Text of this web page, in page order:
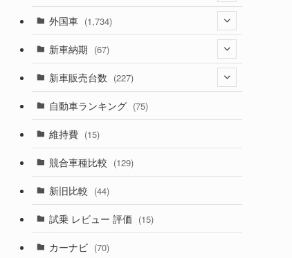
(1,321)
(329)
(526)
(357)
(328)
(194)
(230)
(253)
外国車 (1,734)
(188)
(242)
(85)
(84)
(14)
(222)
新車納期 (67)
(28)
(8)
(3)
(3)
(5)
新車販売台数 (227)
(21)
(5)
(7)
自動車ランキング (75)
維持費 (15)
競合車種比較 (129)
新旧比較 (44)
試乗 レビュー 評価 (15)
カーナビ (70)